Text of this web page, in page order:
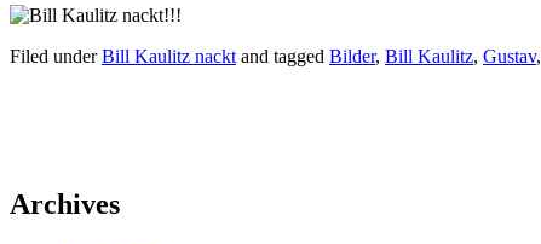
Filed underBill Kaulitz nackt and tagged Bilder, Bill Kaulitz, Gustav,
Archives